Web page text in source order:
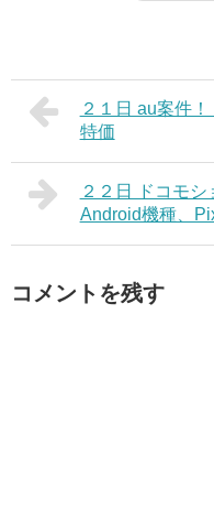
２１日 au案件
特価
２２日 ドコモシ
Android機種、
コメントを残す